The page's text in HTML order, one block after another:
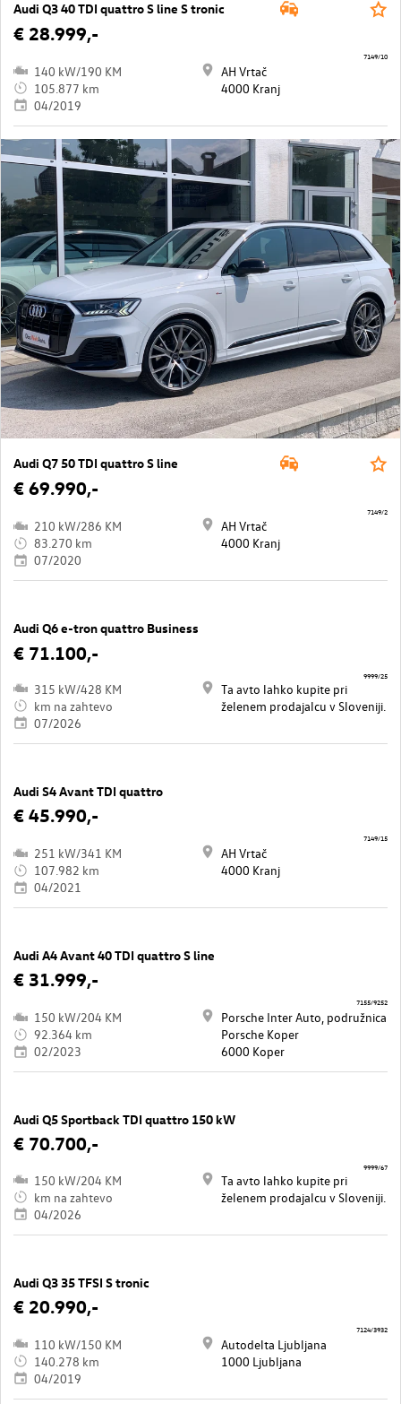
Audi Q3 40 TDI quattro S line S tronic
€ 28.999,-
140 kW/190 KM
105.877 km
04/2019
AH Vrtač
4000 Kranj
7149/10
Audi Q7 50 TDI quattro S line
€ 69.990,-
210 kW/286 KM
83.270 km
07/2020
AH Vrtač
4000 Kranj
7149/2
Audi Q6 e-tron quattro Business
€ 71.100,-
315 kW/428 KM
km na zahtevo
07/2026
Ta avto lahko kupite pri
želenem prodajalcu v Sloveniji.
9999/25
Audi S4 Avant TDI quattro
€ 45.990,-
251 kW/341 KM
107.982 km
04/2021
AH Vrtač
4000 Kranj
7149/15
Audi A4 Avant 40 TDI quattro S line
€ 31.999,-
150 kW/204 KM
92.364 km
02/2023
Porsche Inter Auto, podružnica
Porsche Koper
6000 Koper
7155/9252
Audi Q5 Sportback TDI quattro 150 kW
€ 70.700,-
150 kW/204 KM
km na zahtevo
04/2026
Ta avto lahko kupite pri
želenem prodajalcu v Sloveniji.
9999/67
Audi Q3 35 TFSI S tronic
€ 20.990,-
110 kW/150 KM
140.278 km
04/2019
Autodelta Ljubljana
1000 Ljubljana
7124/3932